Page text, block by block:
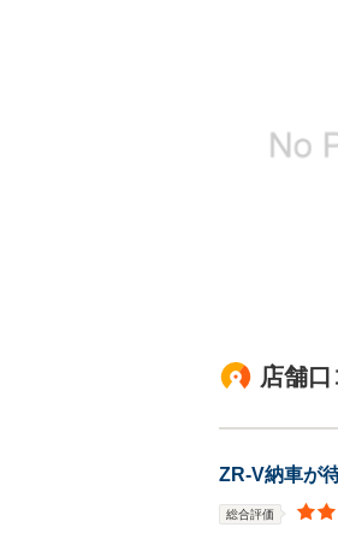
店舗口
ZR-V納車が
総合評価